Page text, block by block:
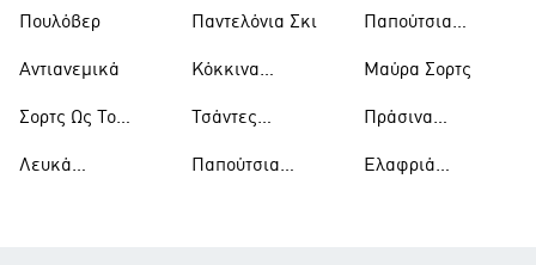
Πουλόβερ
Αντιανεμικά
Σορτς Ως Το
Λευκά
Παντελόνια Σκι
Κόκκινα
Τσάντες
Παπούτσια
Παπούτσια
Μαύρα Σορτς
Πράσινα
Ελαφριά